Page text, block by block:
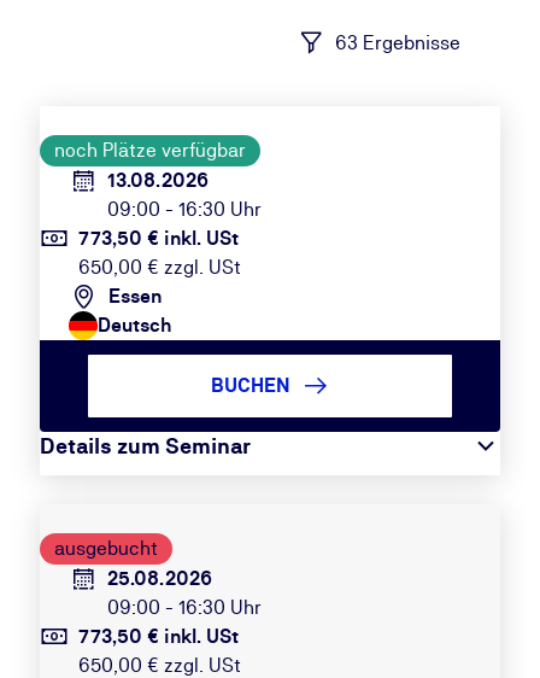
63 Ergebnisse
noch Plätze verfügbar
13.08.2026
09:00 - 16:30 Uhr
773,50 € inkl. USt
650,00 € zzgl. USt
Essen
Deutsch
Details zum Seminar
BUCHEN
ausgebucht
25.08.2026
09:00 - 16:30 Uhr
773,50 € inkl. USt
650,00 € zzgl. USt